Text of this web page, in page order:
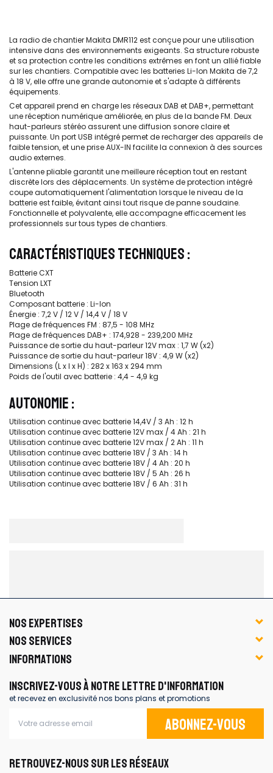
La radio de chantier Makita DMR112 est conçue pour une utilisation
intensive dans des environnements exigeants. Sa structure robuste
et sa protection contre les conditions extrêmes en font un allié fiable
sur les chantiers. Compatible avec les batteries Li-Ion Makita de 7,2
à 18 V, elle offre une grande autonomie et s'adapte à différents
équipements.
Cet appareil prend en charge les réseaux DAB et DAB+, permettant
une réception numérique améliorée, en plus de la bande FM. Deux
haut-parleurs stéréo assurent une diffusion sonore claire et
puissante. Un port USB intégré permet de recharger des appareils de
faible tension, et une prise AUX-IN facilite la connexion à des sources
audio externes.
L'antenne pliable garantit une meilleure réception tout en restant
discrète lors des déplacements. Un système de protection intégré
coupe automatiquement l'alimentation lorsque le niveau de la
batterie est faible, évitant ainsi tout risque de panne soudaine.
Fonctionnelle et polyvalente, elle accompagne efficacement les
professionnels sur tous types de chantiers.
CARACTÉRISTIQUES TECHNIQUES :
Batterie CXT
Tension LXT
Bluetooth
Composant batterie : Li-Ion
Énergie : 7,2 V / 12 V / 14,4 V / 18 V
Plage de fréquences FM : 87,5 - 108 MHz
Plage de fréquences DAB+ : 174,928 - 239,200 MHz
Puissance de sortie du haut-parleur 12V max : 1,7 W (x2)
Puissance de sortie du haut-parleur 18V : 4,9 W (x2)
Dimensions (L x l x H) : 282 x 163 x 294 mm
Poids de l'outil avec batterie : 4,4 - 4,9 kg
AUTONOMIE :
Utilisation continue avec batterie 14,4V / 3 Ah : 12 h
Utilisation continue avec batterie 12V max / 4 Ah : 21 h
Utilisation continue avec batterie 12V max / 2 Ah : 11 h
Utilisation continue avec batterie 18V / 3 Ah : 14 h
Utilisation continue avec batterie 18V / 4 Ah : 20 h
Utilisation continue avec batterie 18V / 5 Ah : 26 h
Utilisation continue avec batterie 18V / 6 Ah : 31 h
NOS EXPERTISES
NOS SERVICES
INFORMATIONS
INSCRIVEZ-VOUS À NOTRE LETTRE D'INFORMATION
et recevez en exclusivité nos bons plans et promotions
Abonnez-vous
RETROUVEZ-NOUS SUR LES RÉSEAUX